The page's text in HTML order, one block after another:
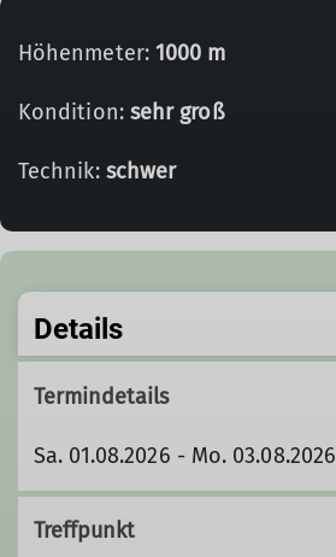
Höhenmeter: 1000 m
Kondition: sehr groß
Technik: schwer
Details
Termindetails
Sa. 01.08.2026 - Mo. 03.08.2026
Treffpunkt